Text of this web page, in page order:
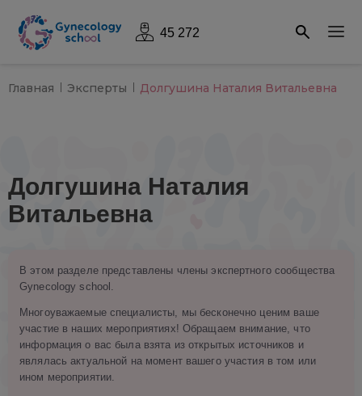
45 272
Главная Эксперты Долгушина Наталия Витальевна
Долгушина Наталия
Витальевна
В этом разделе представлены члены экспертного сообщества
Gynecology school.
Многоуважаемые специалисты, мы бесконечно ценим ваше
участие в наших мероприятиях! Обращаем внимание, что
информация о вас была взята из открытых источников и
являлась актуальной на момент вашего участия в том или
ином мероприятии.